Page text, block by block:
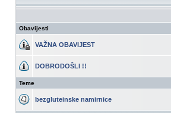
Obavijesti
VAŽNA OBAVIJEST
DOBRODOŠLI !!
Teme
bezgluteinske namirnice